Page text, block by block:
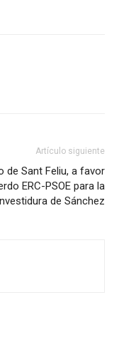
Artículo siguiente
de Sant Feliu, a favor
ERC-PSOE para la
de Sánchez